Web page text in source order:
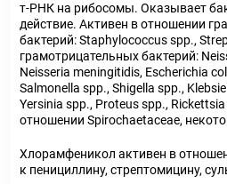
т-РНК на рибосомы. Оказывает
действие. Активен в отношении
бактерий: Staphylococcus spp.,
грамотрицательных бактерий:
Neisseria meningitidis, Escherichia
Salmonella spp., Shigella spp.,
Yersinia spp., Proteus spp.,
отношении Spirochaetaceae,
Хлорамфеникол активен в
к пенициллину, стрептомицину,